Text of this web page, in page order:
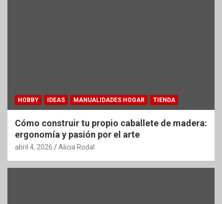
HOBBY IDEAS MANUALIDADES HOGAR TIENDA
Cómo construir tu propio caballete de madera:
ergonomía y pasión por el arte
abril 4, 2026 Alicia Rodal